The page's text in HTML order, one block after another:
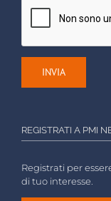
REGISTRATI A PMI
Registrati per
di tuo interesse.